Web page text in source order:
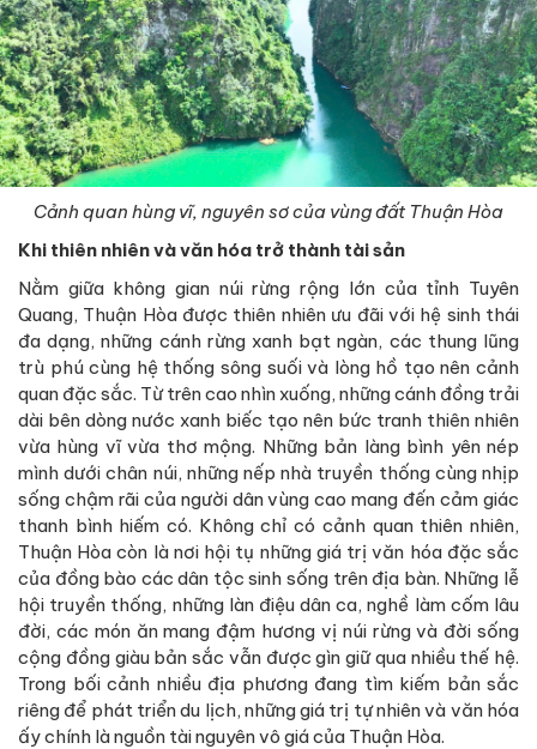
Cảnh quan hùng vĩ, nguyên sơ của vùng đất Thuận Hòa
Khi thiên nhiên và văn hóa trở thành tài sản
Nằm giữa không gian núi rừng rộng lớn của tỉnh Tuyên
Quang, Thuận Hòa được thiên nhiên ưu đãi với hệ sinh thái
đa dạng, những cánh rừng xanh bạt ngàn, các thung lũng
trù phú cùng hệ thống sông suối và lòng hồ tạo nên cảnh
quan đặc sắc. Từ trên cao nhìn xuống, những cánh đồng trải
dài bên dòng nước xanh biếc tạo nên bức tranh thiên nhiên
vừa hùng vĩ vừa thơ mộng. Những bản làng bình yên nép
mình dưới chân núi, những nếp nhà truyền thống cùng nhịp
sống chậm rãi của người dân vùng cao mang đến cảm giác
thanh bình hiếm có. Không chỉ có cảnh quan thiên nhiên,
Thuận Hòa còn là nơi hội tụ những giá trị văn hóa đặc sắc
của đồng bào các dân tộc sinh sống trên địa bàn. Những lễ
hội truyền thống, những làn điệu dân ca, nghề làm cốm lâu
đời, các món ăn mang đậm hương vị núi rừng và đời sống
cộng đồng giàu bản sắc vẫn được gìn giữ qua nhiều thế hệ.
Trong bối cảnh nhiều địa phương đang tìm kiếm bản sắc
riêng để phát triển du lịch, những giá trị tự nhiên và văn hóa
ấy chính là nguồn tài nguyên vô giá của Thuận Hòa.